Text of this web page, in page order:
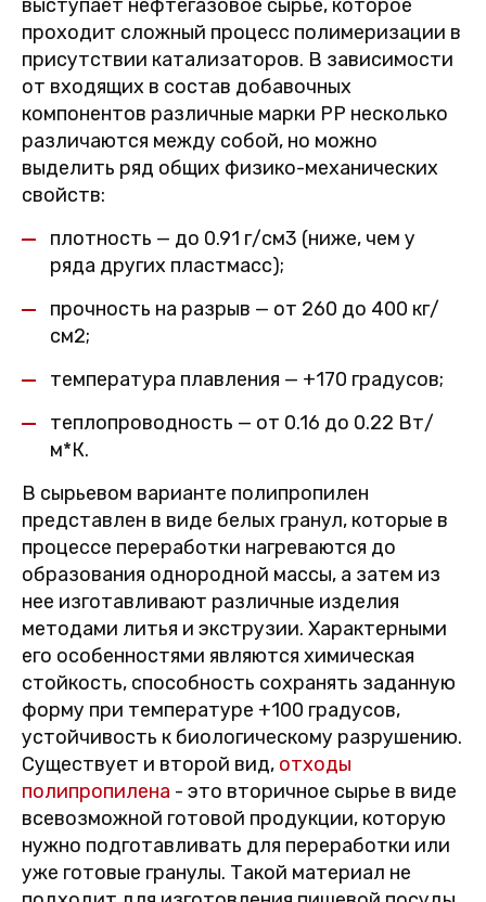
выступает нефтегазовое сырье, которое
проходит сложный процесс полимеризации в
присутствии катализаторов. В зависимости
от входящих в состав добавочных
компонентов различные марки PP несколько
различаются между собой, но можно
выделить ряд общих физико-механических
свойств:
плотность — до 0.91 г/см3 (ниже, чем у
ряда других пластмасс);
прочность на разрыв — от 260 до 400 кг/
см2;
температура плавления — +170 градусов;
теплопроводность — от 0.16 до 0.22 Вт/
м*К.
В сырьевом варианте полипропилен
представлен в виде белых гранул, которые в
процессе переработки нагреваются до
образования однородной массы, а затем из
нее изготавливают различные изделия
методами литья и экструзии. Характерными
его особенностями являются химическая
стойкость, способность сохранять заданную
форму при температуре +100 градусов,
устойчивость к биологическому разрушению.
Существует и второй вид, отходы
полипропилена - это вторичное сырье в виде
всевозможной готовой продукции, которую
нужно подготавливать для переработки или
уже готовые гранулы. Такой материал не